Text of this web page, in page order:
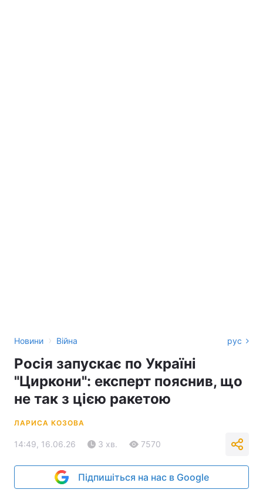
Новини › Війна рус
Росія запускає по Україні
"Циркони": експерт пояснив, що
не так з цією ракетою
ЛАРИСА КОЗОВА
14:49, 16.06.26 3 хв. 7570
Підпишіться на нас в Google